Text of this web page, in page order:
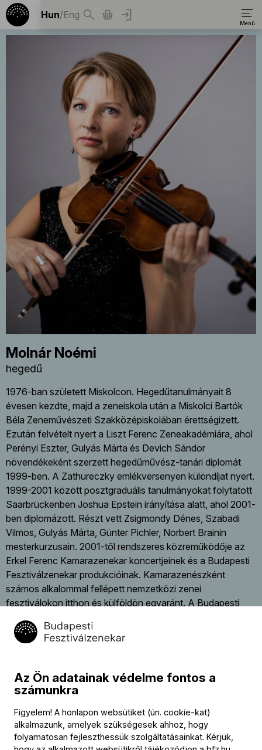
Hun/Eng
Molnár Noémi
hegedű
1976-ban született Miskolcon. Hegedűtanulmányait 8
évesen kezdte, majd a zeneiskola után a Miskolci Bartók
Béla Zeneművészeti Szakközépiskolában érettségizett.
Ezután felvételt nyert a Liszt Ferenc Zeneakadémiára, ahol
Perényi Eszter, Gulyás Márta és Devich Sándor
növendékeként szerzett hegedűművész-tanári diplomát
1999-ben. A Zathureczky emlékversenyen különdíjat nyert.
1999-2001 között posztgraduális tanulmányokat folytatott
Saarbrückenben Joshua Epstein irányítása alatt, ahol 2001-
ben diplomázott. Részt vett Zsigmondy Dénes, Szabadi
Vilmos, Gulyás Márta, Günter Pichler, Norbert Brainin
mesterkurzusain. 2001-től rendszeres közreműködője az
Erkel Ferenc Kamarazenekar koncertjeinek és a Budapesti
Fesztiválzenekar produkcióinak. Kamarazenészként
számos alkalommal fellépett nemzetközi zenei
fesztiválokon itthon és külföldön egyaránt. A Budapesti
vesz, és a zenekar Végh Sándor Versenyének egyik
díjazottja lett 2019-ben.
Az Ön adatainak védelme fontos a
számunkra
Figyelem! A honlapon websütiket (ún. cookie-kat)
alkalmazunk, amelyek szükségesek ahhoz, hogy
folyamatosan fejleszthessük szolgáltatásainkat. Kérjük,